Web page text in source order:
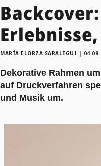
MARÍA ELORZA SARALEGUI |
Dekorative Rahmen
auf Druckverfahren
und Musik um.